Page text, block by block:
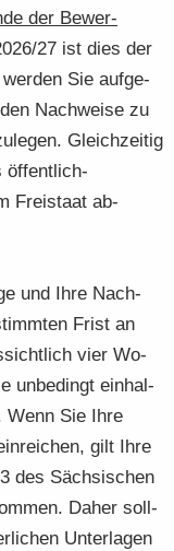
der Be­wer­
27 ist dies der
Sie auf­ge­
Nach­wei­se zu
Gleich­zei­tig
öffentlich-​
Frei­staat ab­
und Ihre Nach­
Frist an
vier Wo­
un­be­dingt ein­hal­
Wenn Sie Ihre
gilt Ihre
des Säch­si­schen
Daher soll­
Un­ter­la­gen